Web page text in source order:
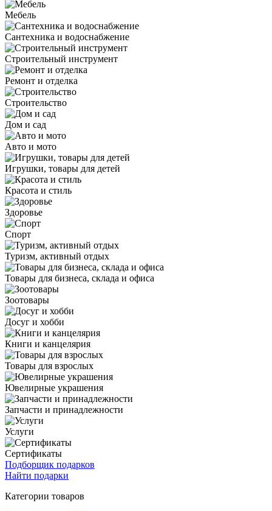
Мебель
Сантехника и водоснабжение
Строительный инструмент
Ремонт и отделка
Строительство
Дом и сад
Авто и мото
Игрушки, товары для детей
Красота и стиль
Здоровье
Спорт
Туризм, активный отдых
Товары для бизнеса, склада и офиса
Зоотовары
Досуг и хобби
Книги и канцелярия
Товары для взрослых
Ювелирные украшения
Запчасти и принадлежности
Услуги
Сертификаты
Подборщик подарков
Найти подарки
Категории товаров